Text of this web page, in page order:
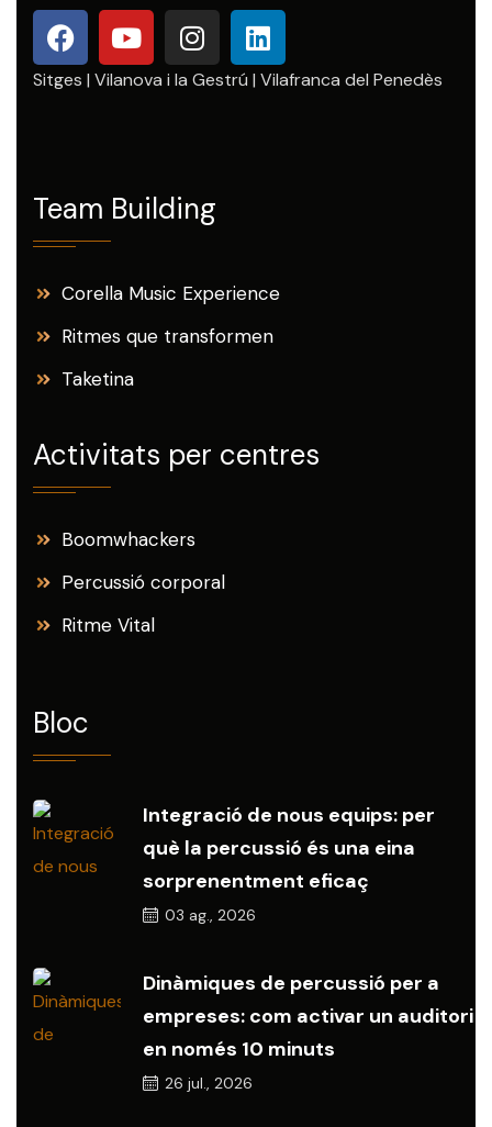
Sitges | Vilanova i la Gestrú | Vilafranca del Penedès
Team Building
Corella Music Experience
Ritmes que transformen
Taketina
Activitats per centres
Boomwhackers
Percussió corporal
Ritme Vital
Bloc
Integració de nous equips: per
què la percussió és una eina
sorprenentment eficaç
03 ag., 2026
Dinàmiques de percussió per a
empreses: com activar un auditori
en només 10 minuts
26 jul., 2026